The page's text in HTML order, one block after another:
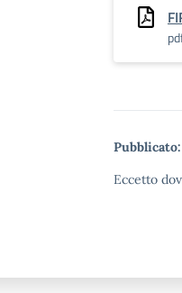
Pubblicato:
Eccetto